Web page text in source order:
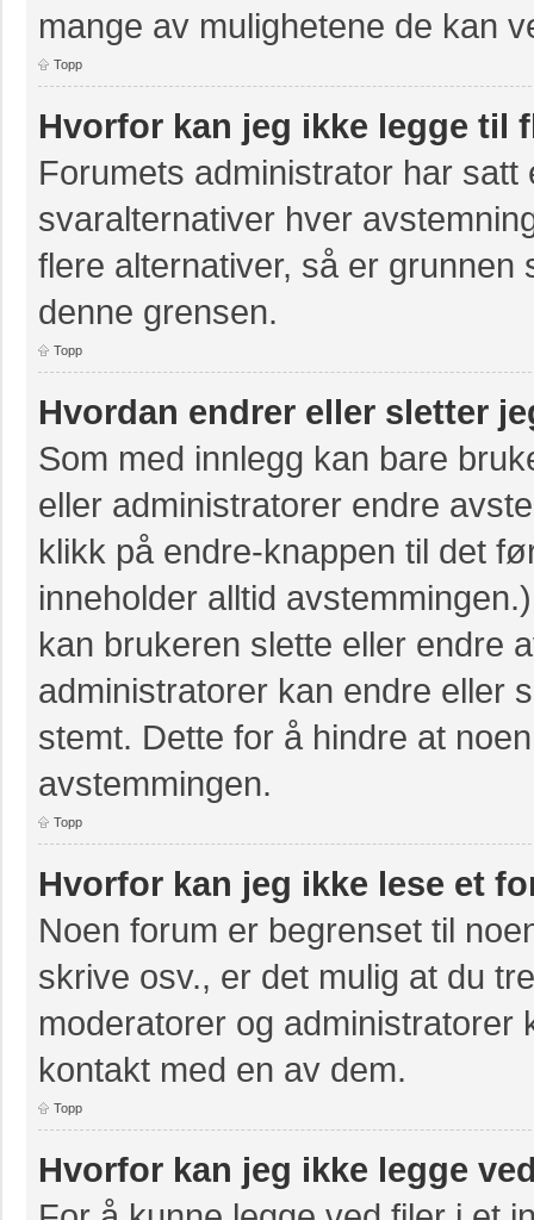
mange av mulighetene de kan
Topp
Hvorfor kan jeg ikke legge til
Forumets administrator har
svaralternativer hver
flere alternativer, så er
denne grensen.
Topp
Hvordan endrer eller sletter
Som med innlegg kan bare
eller administratorer endre
klikk på endre-knappen til det
inneholder alltid
kan brukeren slette eller endre
administratorer kan endre eller
stemt. Dette for å hindre at
avstemmingen.
Topp
Hvorfor kan jeg ikke lese et
Noen forum er begrenset til
skrive osv., er det mulig at du
moderatorer og administratorer
kontakt med en av dem.
Topp
Hvorfor kan jeg ikke legge